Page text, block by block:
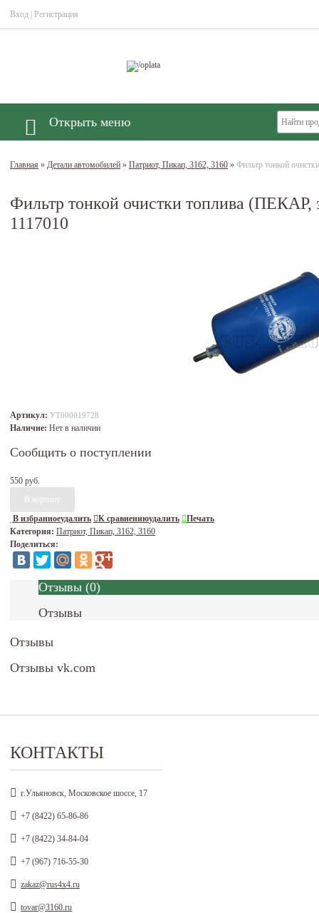
Вход Регистрация
Открыть меню
Главная » Детали автомобилей » Патриот, Пикап, 3162, 3160 » Фильтр тонкой
Фильтр тонкой очистки топлива (ПЕКАР,
1117010
Артикул: УТ000019728
Наличие: Нет в наличии
Сообщить о поступлении
550 руб.
В избранноеудалить К сравнениюудалить
Печать
Категория: Патриот, Пикап, 3162, 3160
Поделиться:
Отзывы (0)
Отзывы
Отзывы
Отзывы vk.com
КОНТАКТЫ
г.Ульяновск, Московское шоссе, 17
+7 (8422) 65-86-86
+7 (8422) 34-84-04
+7 (967) 716-55-30
zakaz@rus4x4.ru
tovar@3160.ru